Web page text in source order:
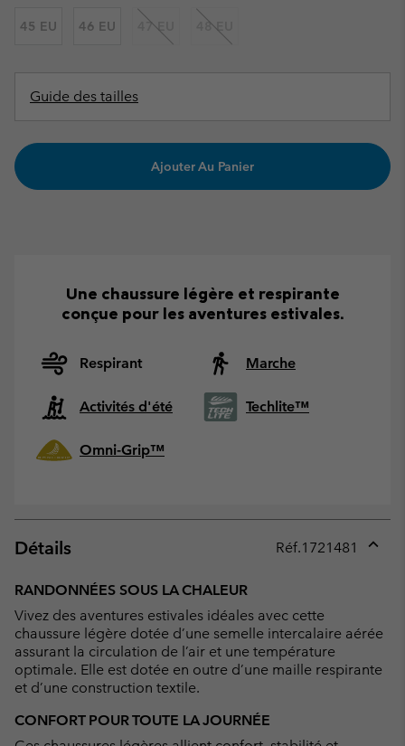
45 EU 46 EU 47 EU 48 EU
Guide des tailles
Ajouter Au Panier
Une chaussure légère et respirante
conçue pour les aventures estivales.
Respirant Marche
Activités d'été Techlite™
Omni-Grip™
Détails Réf.1721481
RANDONNÉES SOUS LA CHALEUR
Vivez des aventures estivales idéales avec cette
chaussure légère dotée d’une semelle intercalaire aérée
assurant la circulation de l’air et une température
optimale. Elle est dotée en outre d’une maille respirante
et d’une construction textile.
CONFORT POUR TOUTE LA JOURNÉE